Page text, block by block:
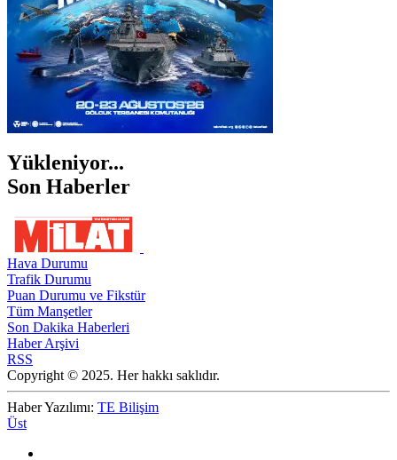
Yükleniyor...
Son Haberler
Hava Durumu
Trafik Durumu
Puan Durumu ve Fikstür
Tüm Manşetler
Son Dakika Haberleri
Haber Arşivi
RSS
Copyright © 2025. Her hakkı saklıdır.
Haber Yazılımı: TE Bilişim
Üst